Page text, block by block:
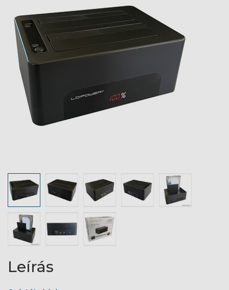
Leírás